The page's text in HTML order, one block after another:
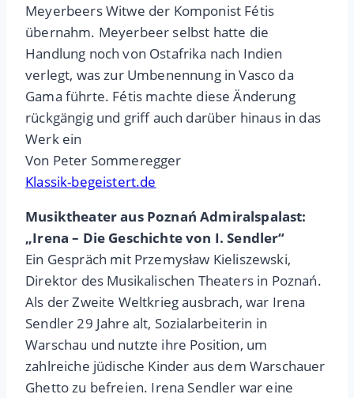
Meyerbeers Witwe der Komponist Fétis
übernahm. Meyerbeer selbst hatte die
Handlung noch von Ostafrika nach Indien
verlegt, was zur Umbenennung in Vasco da
Gama führte. Fétis machte diese Änderung
rückgängig und griff auch darüber hinaus in das
Werk ein
Von Peter Sommeregger
Klassik-begeistert.de
Musiktheater aus Poznań Admiralspalast:
„Irena – Die Geschichte von I. Sendler“
Ein Gespräch mit Przemysław Kieliszewski,
Direktor des Musikalischen Theaters in Poznań.
Als der Zweite Weltkrieg ausbrach, war Irena
Sendler 29 Jahre alt, Sozialarbeiterin in
Warschau und nutzte ihre Position, um
zahlreiche jüdische Kinder aus dem Warschauer
Ghetto zu befreien. Irena Sendler war eine